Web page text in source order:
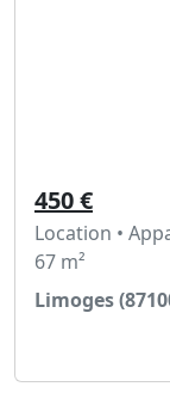
450 €
Location •
67 m²
Limoges